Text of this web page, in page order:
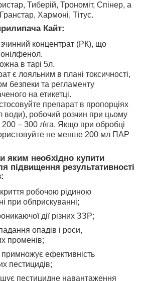
Тиберій, Трономіт, Спінер, а
Хармоні, Тітус.
Кайт:
концентрат (РК), що
в тарі 5л.
є лояльним в плані токсичності,
безпеки та регламенту
на етикетці.
препарат в пропорціях
води), робочий розчин при цьому
– 300 л\га. Якщо при обробці
не менше 200 мл ПАР
яким необхідно купити
підвищення результативності
робочою рідиною
при обприскуванні;
дії різних ЗЗР;
опадів і роси,
променів;
ефективність
пестицидів;
пестицидне навантаження